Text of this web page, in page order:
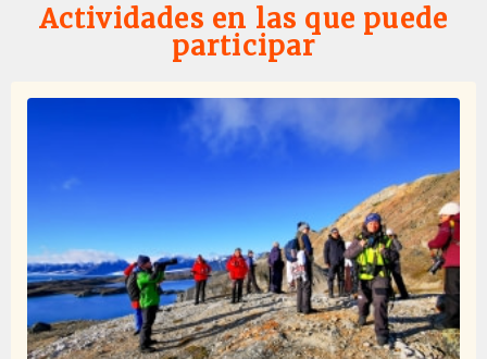
Actividades en las que puede
participar